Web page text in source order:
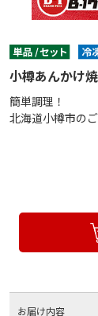
小樽あんかけ
簡単調理！
北海道小樽市の
お届け内容